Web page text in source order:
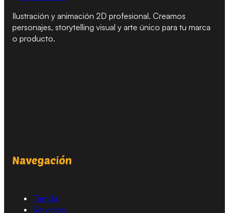
Ilustración y animación 2D profesional. Creamos
personajes, storytelling visual y arte único para tu marca
o producto.
Navegación
Tienda
Servicios